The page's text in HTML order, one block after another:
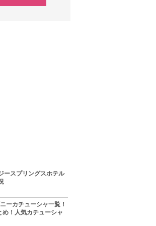
ースプリングスホテル
ーカチューシャ一覧！
！人気カチューシャ